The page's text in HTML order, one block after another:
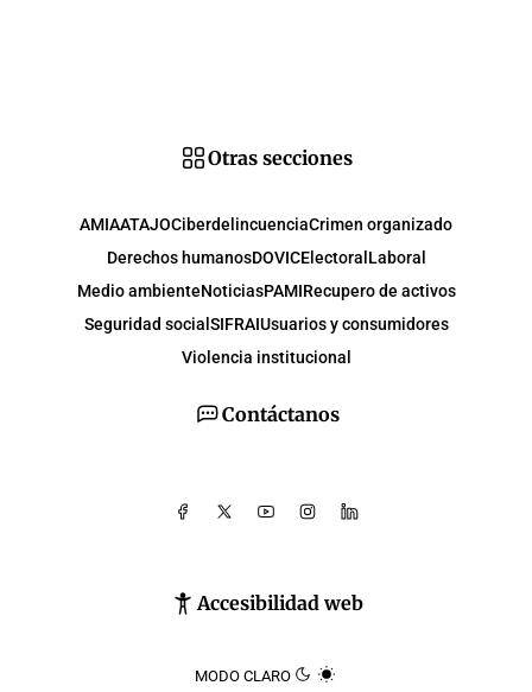
Contáctanos
Accesibilidad web
MODO CLARO
Otras secciones
AMIAATAJOCiberdelincuenciaCrimen organizado
Derechos humanosDOVICElectoral Laboral
Medio ambienteNoticiasPAMIRecupero de activos
Seguridad social SIFRAIUsuarios y consumidores
Violencia institucional